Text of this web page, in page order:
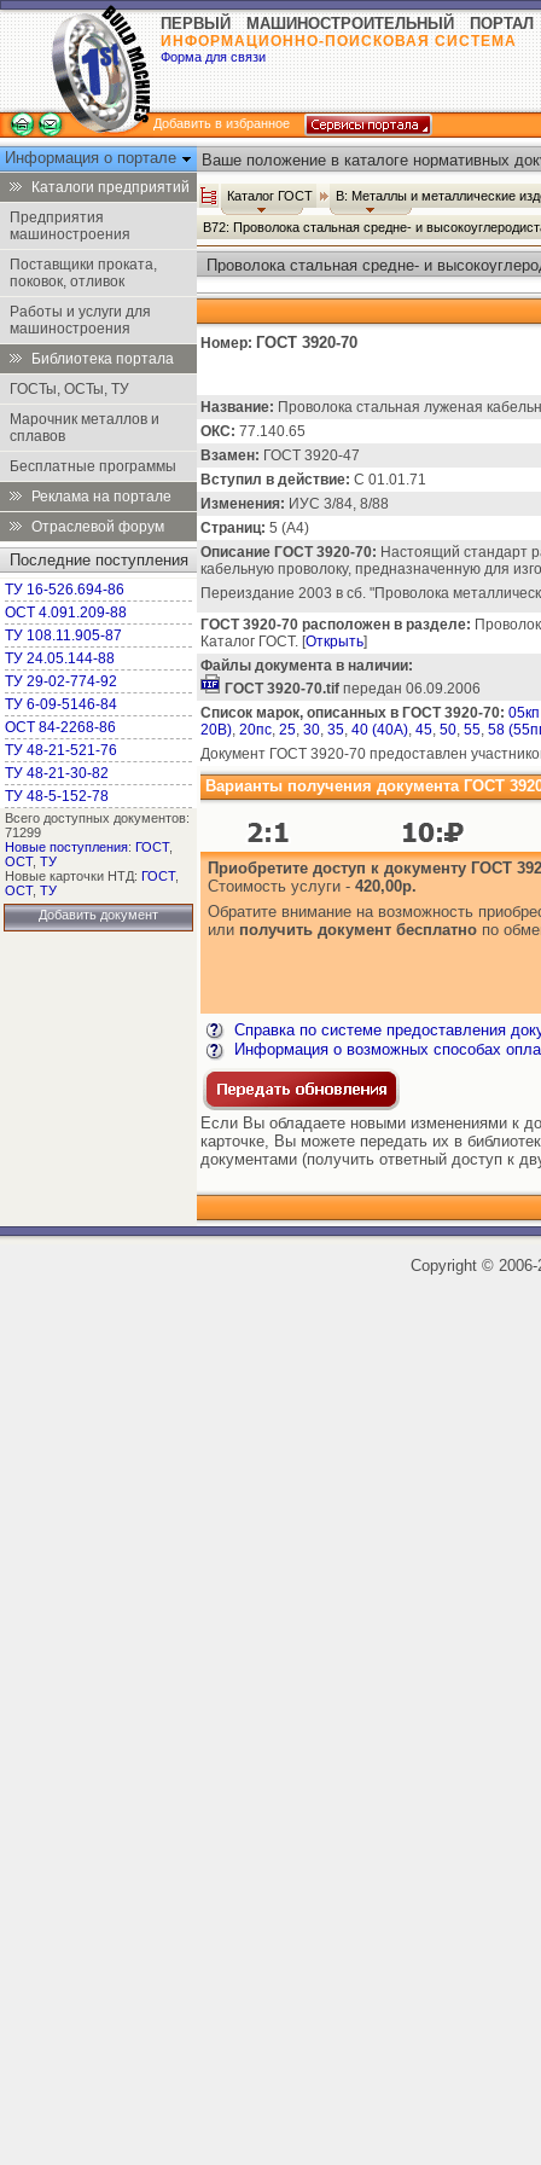
ПЕРВЫЙ МАШИНОСТРОИТЕЛЬНЫЙ ПОРТАЛ
ИНФОРМАЦИОННО-ПОИСКОВАЯ СИСТЕМА
Форма для связи
Добавить в избранное
Информация о портале
Каталоги предприятий
Предприятия
машиностроения
Поставщики проката,
поковок, отливок
Работы и услуги для
машиностроения
Библиотека портала
ГОСТы, ОСТы, ТУ
Марочник металлов и
сплавов
Бесплатные программы
Реклама на портале
Отраслевой форум
Последние поступления
ТУ 16-526.694-86
ОСТ 4.091.209-88
ТУ 108.11.905-87
ТУ 24.05.144-88
ТУ 29-02-774-92
ТУ 6-09-5146-84
ОСТ 84-2268-86
ТУ 48-21-521-76
ТУ 48-21-30-82
ТУ 48-5-152-78
Всего доступных документов:
71299
Новые поступления: ГОСТ,
ОСТ, ТУ
Новые карточки НТД: ГОСТ,
ОСТ, ТУ
Добавить документ
Ваше положение в каталоге нормативных
Каталог ГОСТ В: Металлы и металлические
В72: Проволока стальная средне- и
Проволока стальная средне- и
Номер: ГОСТ 3920-70
Название: Проволока стальная луженая
ОКС: 77.140.65
Взамен: ГОСТ 3920-47
Вступил в действие: С 01.01.71
Изменения: ИУС 3/84, 8/88
Страниц: 5 (А4)
Описание ГОСТ 3920-70: Настоящий стандарт
кабельную проволоку, предназначенную для
Переиздание 2003 в сб. "Проволока
ГОСТ 3920-70 расположен в разделе:
Каталог ГОСТ. [Открыть]
Файлы документа в наличии:
ГОСТ 3920-70.tif передан 06.09.2006
Список марок, описанных в ГОСТ 3920-70: 05кп
20В), 20пс, 25, 30, 35, 40 (40А), 45, 50, 55, 58
Документ ГОСТ 3920-70 предоставлен
Варианты получения документа ГОСТ
Приобретите доступ к документу ГОСТ
Стоимость услуги - 420,00р.
Обратите внимание на возможность
или получить документ бесплатно по
Справка по системе предоставления
Информация о возможных способах
Если Вы обладаете новыми изменениями к
карточке, Вы можете передать их в
документами (получить ответный доступ к
Copyright ©